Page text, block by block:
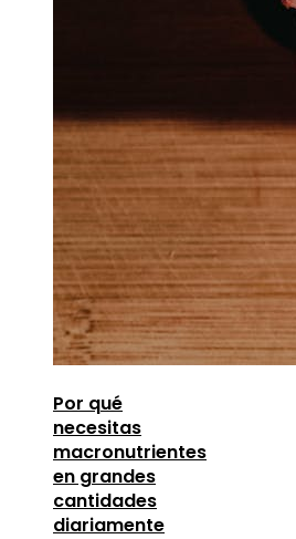
Por qué
necesitas
macronutrientes
en grandes
cantidades
diariamente